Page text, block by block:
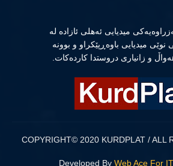
میدیایی ئەهلی ئازادە لە
نوێی میدیایی باوەڕپێكراو و بوونە
و زانیاری دروستدا كاردەكات.
COPYRIGHT© 2020 KURDPLAT / ALL
Web Ace For
Developed By